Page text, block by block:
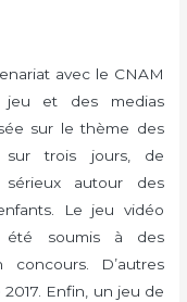
avec le CNAM
jeu et des medias
sur le thème des
sur trois jours, de
autour des
Le jeu vidéo
soumis à des
D’autres
Enfin, un jeu de